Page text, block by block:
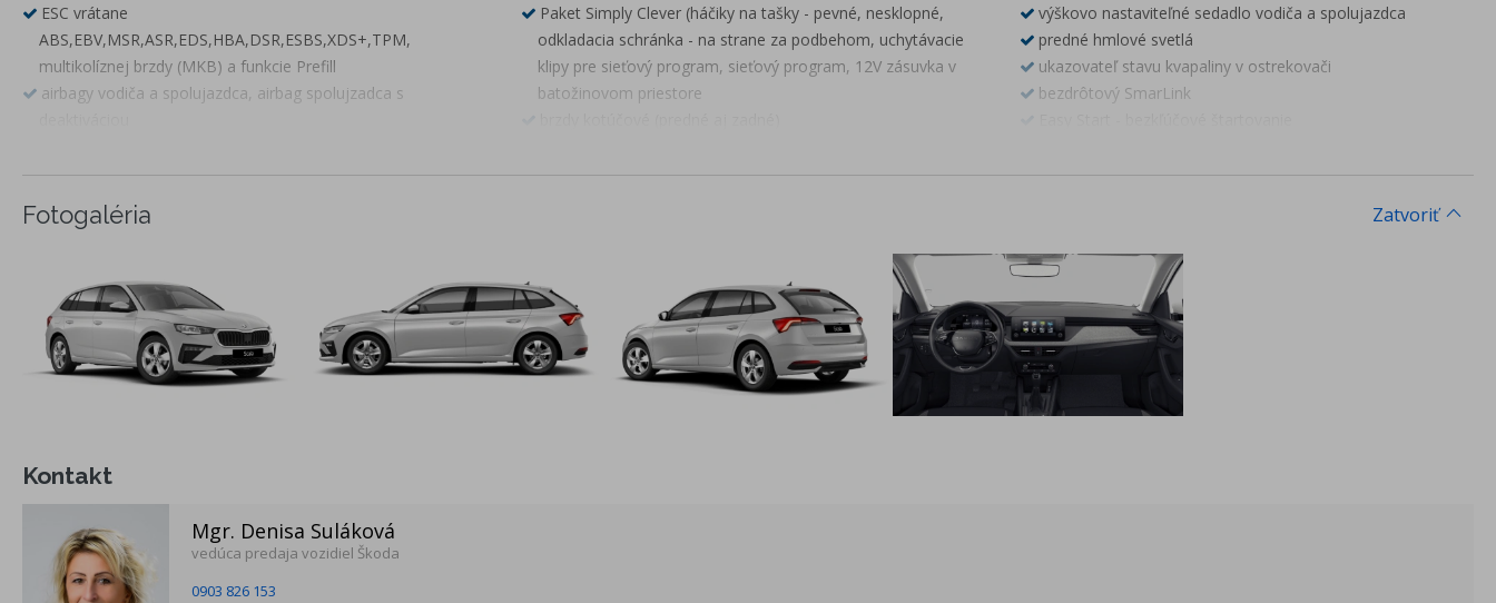
ESC vrátane
ABS,EBV,MSR,ASR,EDS,HBA,DSR,ESBS,XDS+,TPM,
multikolíznej brzdy (MKB) a funkcie Prefill
airbagy vodiča a spolujazdca, airbag spolujzadca s
FRONT ASSIST- výstraha pred kolíziou a podpora
núdzového brzdenia a PEDESTRIAN MONITOR (ochrana
chodcov)
LANE ASSIST- asistent udržiavania v jazdnom pruhu
eCall, CareConnect na 3 roky
virtuálny kokpit 8"
čítanie dopravných značiek
ele. ovládané a vyhrievané vonkajšie spätné zrkadlá
Full LED hlavné svetlomety
infotaiment Škoda s 8" displejom
Paket Simply Clever (háčiky na tašky - pevné, nesklopné,
odkladacia schránka - na strane za podbehom, uchytávacie
klipy pre sieťový program, sieťový program, 12V zásuvka v
batožinovom priestore
3. hlavové opierka vzadu
Predĺžená záruka na 5 rokov do 100 000 km (platí tá z
podmienok, ktorá nastane skôr, prvé 2 roky bez
obmedzenia počtu kilometrov)
Škoda - Doživotná garancia Mobility Premium- poskytuje
pomoc servisným vozidlom na mieste poruchy(porucha na
vozidle, chýbajúce PHM, defekt pneumtiky,
zabuchnuté/stratené kľúče, vybitá batéria, zámena paliva),
výškovo nastaviteľné sedadlo vodiča a spolujazdca
predné hmlové svetlá
ukazovateľ stavu kvapaliny v ostrekovači
bezdrôtový SmarLink
CLIMATRONIC - dvojzónová automatická klimatizácia so
zadná parkovacia kamera
SUNSET
sivý strop
disky Nyota z ľahkej zliatiny 6Jx16" - strieborné
2x USB-C vpredu + 2x USB vzadu (typ C len na nabíjanie)
Zatvoriť
Fotogaléria
Kontakt
Mgr. Denisa Suláková
vedúca predaja vozidiel Škoda
0903 826 153